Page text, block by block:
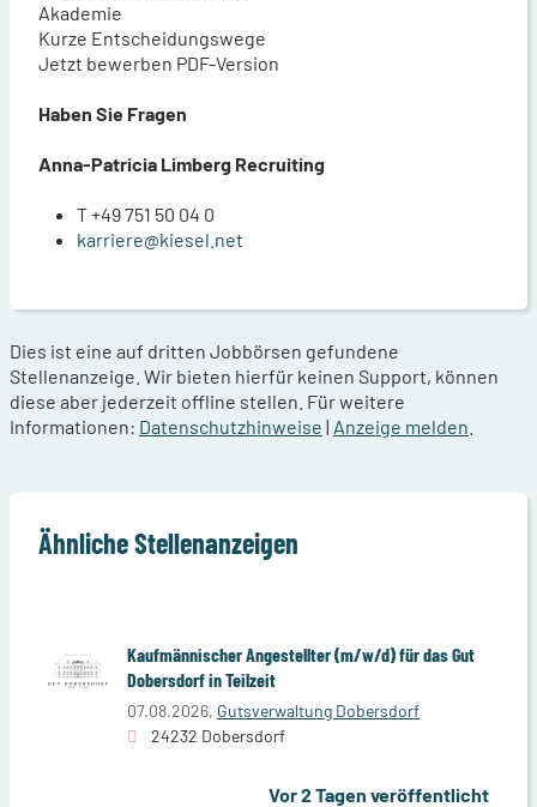
Akademie
Kurze Entscheidungswege
Jetzt bewerben PDF-Version
Haben Sie Fragen
Anna-Patricia Limberg Recruiting
T +49 751 50 04 0
karriere@kiesel.net
Dies ist eine auf dritten Jobbörsen gefundene
Stellenanzeige. Wir bieten hierfür keinen Support, können
diese aber jederzeit offline stellen. Für weitere
Informationen: Datenschutzhinweise | Anzeige melden
Ähnliche Stellenanzeigen
Kaufmännischer Angestellter (m/w/d) für das Gut
Dobersdorf in Teilzeit
07.08.2026, Gutsverwaltung Dobersdorf
24232 Dobersdorf
Vor 2 Tagen veröffentlicht